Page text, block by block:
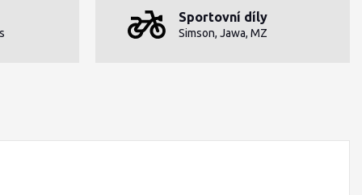
Sportovní díly
Simson, Jawa, MZ